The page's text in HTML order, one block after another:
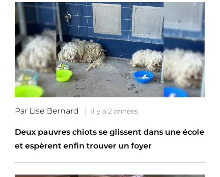
Par Lise Bernard Il y a 2 années
Deux pauvres chiots se glissent dans une école
et espèrent enfin trouver un foyer